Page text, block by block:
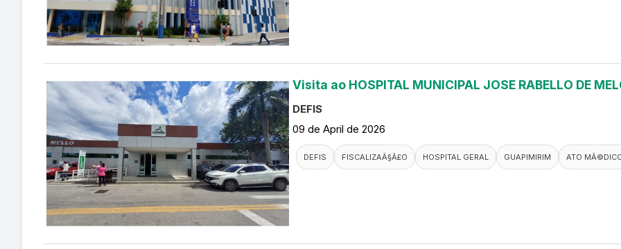
Visita ao HOSPITAL MUNICIPAL JOSE RABELLO DE
DEFIS
09 de April de 2026
DEFIS FISCALIZAÃ§Ã£O HOSPITAL GERAL GUAPIMIRIM ATO